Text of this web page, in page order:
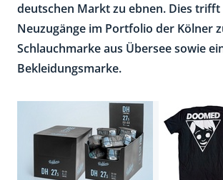
deutschen Markt zu ebnen. Dies trifft
Neuzugänge im Portfolio der Kölner
Schlauchmarke aus Übersee sowie
Bekleidungsmarke.